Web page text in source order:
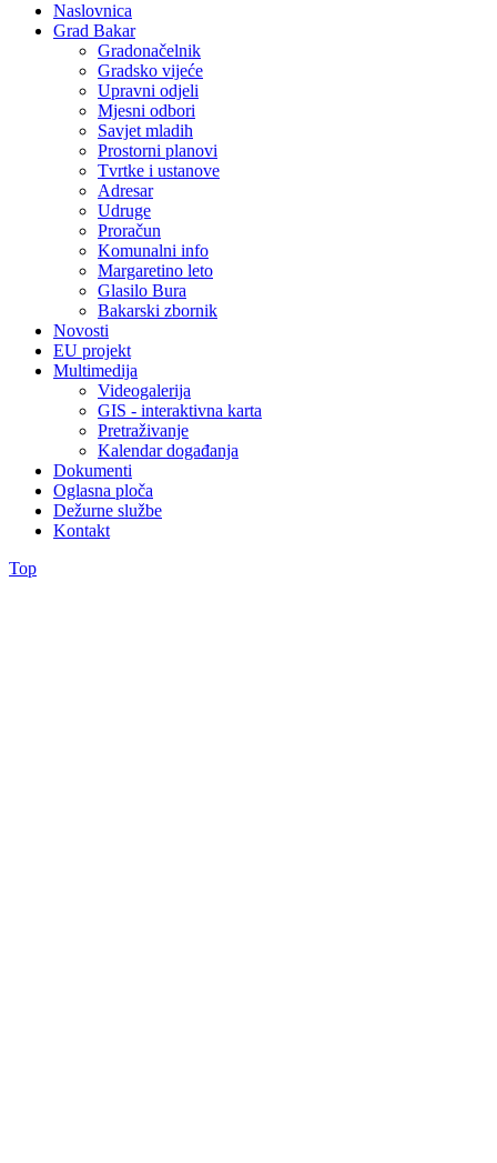
Naslovnica
Grad Bakar
Gradonačelnik
Gradsko vijeće
Upravni odjeli
Mjesni odbori
Savjet mladih
Prostorni planovi
Tvrtke i ustanove
Adresar
Udruge
Proračun
Komunalni info
Margaretino leto
Glasilo Bura
Bakarski zbornik
Novosti
EU projekt
Multimedija
Videogalerija
GIS - interaktivna karta
Pretraživanje
Kalendar događanja
Dokumenti
Oglasna ploča
Dežurne službe
Kontakt
Top